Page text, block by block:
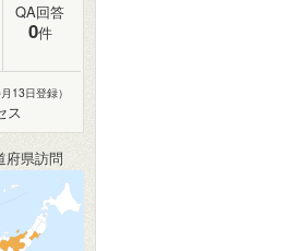
QA回答
0件
13日登録）
ス
府県訪問